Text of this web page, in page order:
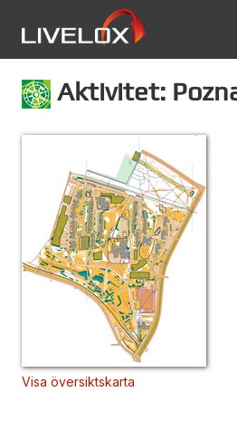
Aktivitet:
Visa översiktskarta